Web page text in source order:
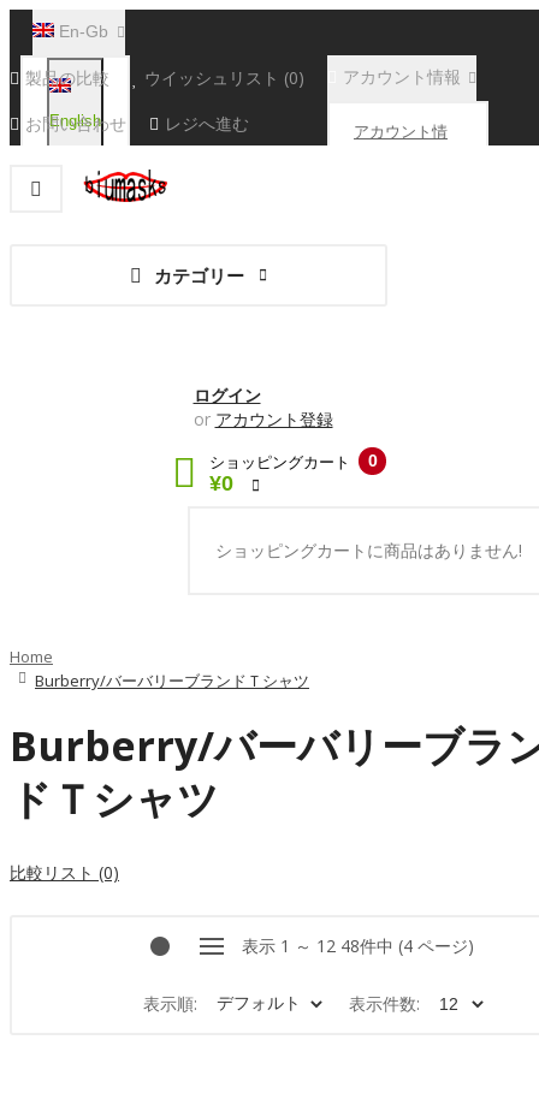
En-Gb
English
製品の比較 ウイッシュリスト (0) アカウント情報
アカウント情
お問い合わせ レジへ進む
カテゴリー
ログイン
or アカウント登録
0
ショッピングカート
¥0
ショッピングカートに商品はありません!
Home
Burberry/バーバリーブランドＴシャツ
Burberry/バーバリーブラ
ドＴシャツ
比較リスト (0)
表示 1 ～ 12 48件中 (4 ページ)
表示順: 表示件数: